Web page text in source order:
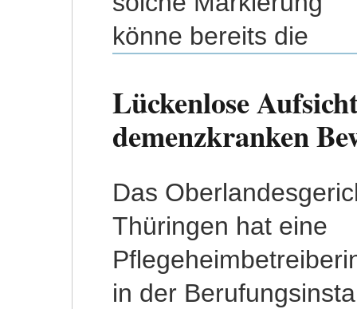
könne bereits die
Lückenlose
demenzkranken
Das
Thüringen hat eine
in der
Thüringen anders.
stellte fest, dass die
Bewohnerin
zuvor zweimal